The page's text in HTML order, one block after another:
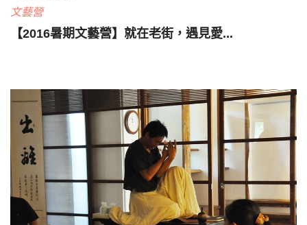
文藝營
【2016暑期文藝營】就在老街，遇見愛...